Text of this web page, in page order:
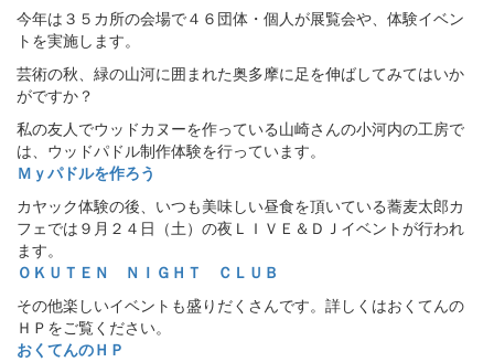
今年は３５カ所の会場で４６団体・個人が展覧会や、体験イベン
トを実施します。
芸術の秋、緑の山河に囲まれた奥多摩に足を伸ばしてみてはいか
がですか？
私の友人でウッドカヌーを作っている山崎さんの小河内の工房で
は、ウッドパドル制作体験を行っています。
Ｍｙパドルを作ろう
カヤック体験の後、いつも美味しい昼食を頂いている蕎麦太郎カ
フェでは９月２４日（土）の夜ＬＩＶＥ＆ＤＪイベントが行われ
ます。
ＯＫＵＴＥＮ ＮＩＧＨＴ ＣＬＵＢ
その他楽しいイベントも盛りだくさんです。詳しくはおくてんの
ＨＰをご覧ください。
おくてんのＨＰ